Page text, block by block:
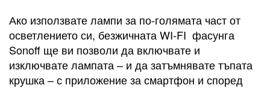
Ако използвате лампи за по-голямата част от
осветлението си, безжичната WI-FI фасунга
Sonoff ще ви позволи да включвате и
изключвате лампата – и да затъмнявате тъпата
крушка – с приложение за смартфон и според